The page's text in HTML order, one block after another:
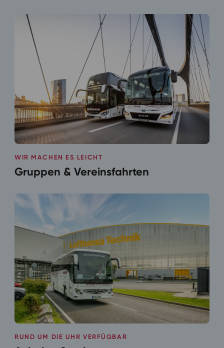
Gruppen & Vereinsfahrten
WIR MACHEN ES LEICHT
RUND UM DIE UHR VERFÜGBAR